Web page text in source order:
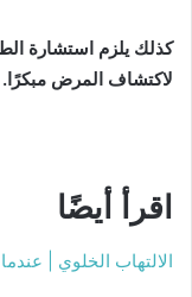
كذلك يلزم استشارة
لاكتشاف المرض مبكرًا.
اقرأ أيضًا
الالتهاب الخلوي |